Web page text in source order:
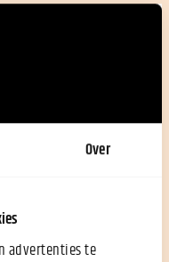
Over
advertenties te
regelingen te
staat en je
betalen van je
jouw
verstandig geen
gecontroleerd te
de Kamer van